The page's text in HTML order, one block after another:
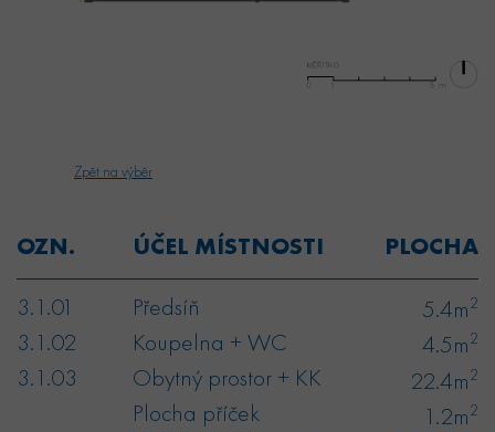
Zpět na výběr
OZN. ÚČEL MÍSTNOSTI PLOCHA
3.1.01 Předsíň 5.4m2
3.1.02 Koupelna + WC 4.5m2
3.1.03 Obytný prostor + KK 22.4m2
Plocha příček 1.2m2